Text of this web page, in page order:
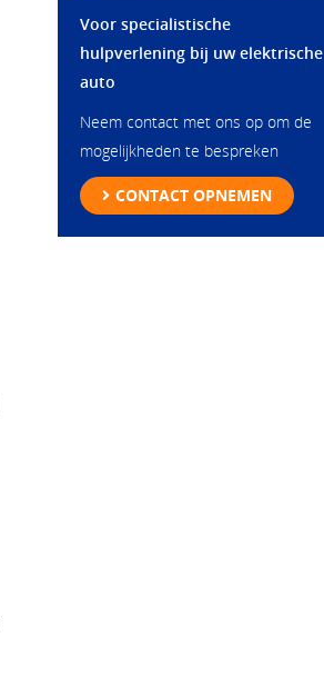
Voor specialistische
hulpverlening bij uw elektrische
auto
Neem contact met ons op om de
mogelijkheden te bespreken
CONTACT OPNEMEN